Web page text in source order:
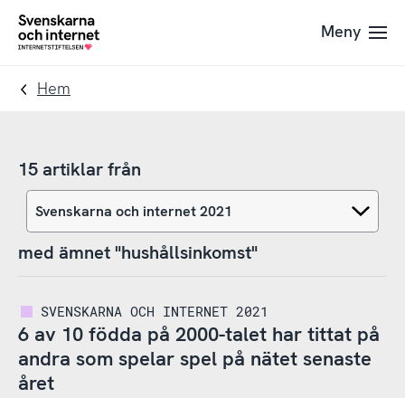
Till
navigation
Till
innehåll
To
Meny
Hem
15 artiklar från
med ämnet "hushållsinkomst"
SVENSKARNA OCH INTERNET 2021
6 av 10 födda på 2000-talet har tittat på
andra som spelar spel på nätet senaste
året